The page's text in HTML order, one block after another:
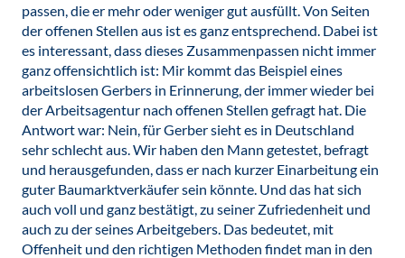
passen, die er mehr oder weniger gut ausfüllt. Von Seiten
der offenen Stellen aus ist es ganz entsprechend. Dabei ist
es interessant, dass dieses Zusammenpassen nicht immer
ganz offensichtlich ist: Mir kommt das Beispiel eines
arbeitslosen Gerbers in Erinnerung, der immer wieder bei
der Arbeitsagentur nach offenen Stellen gefragt hat. Die
Antwort war: Nein, für Gerber sieht es in Deutschland
sehr schlecht aus. Wir haben den Mann getestet, befragt
und herausgefunden, dass er nach kurzer Einarbeitung ein
guter Baumarktverkäufer sein könnte. Und das hat sich
auch voll und ganz bestätigt, zu seiner Zufriedenheit und
auch zu der seines Arbeitgebers. Das bedeutet, mit
Offenheit und den richtigen Methoden findet man in den